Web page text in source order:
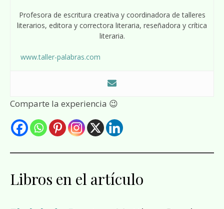
Profesora de escritura creativa y coordinadora de talleres
literarios, editora y correctora literaria, reseñadora y crítica
literaria.
www.taller-palabras.com
Comparte la experiencia 😉
Libros en el artículo